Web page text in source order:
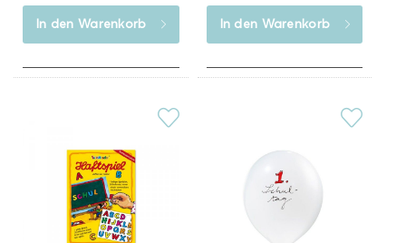
In den Warenkorb In den Warenkorb